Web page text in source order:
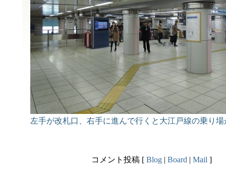
左手が改札口、右手に進んで行くと大江戸線の乗り場
コメント投稿 [ Blog| Board | Mail ]